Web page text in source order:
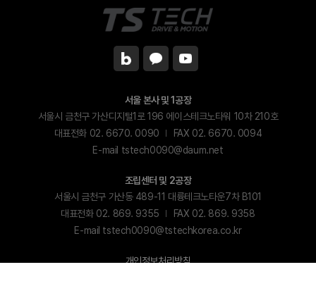
서울 본사 및 1공장
서울시 금천구 가산디지털1로 196 에이스테크노타워 10차 210호
대표전화 02. 6670. 0090
FAX 02. 6670. 0094
E-mail tstech0090@daum.net
조립센터 및 2공장
서울시 금천구 가산동 489-11 대륭테크노타운7차 B101
대표전화 02. 869. 9355
FAX 02. 869. 9358
E-mail tstech0090@tstechkorea.co.kr
개인정보처리방침